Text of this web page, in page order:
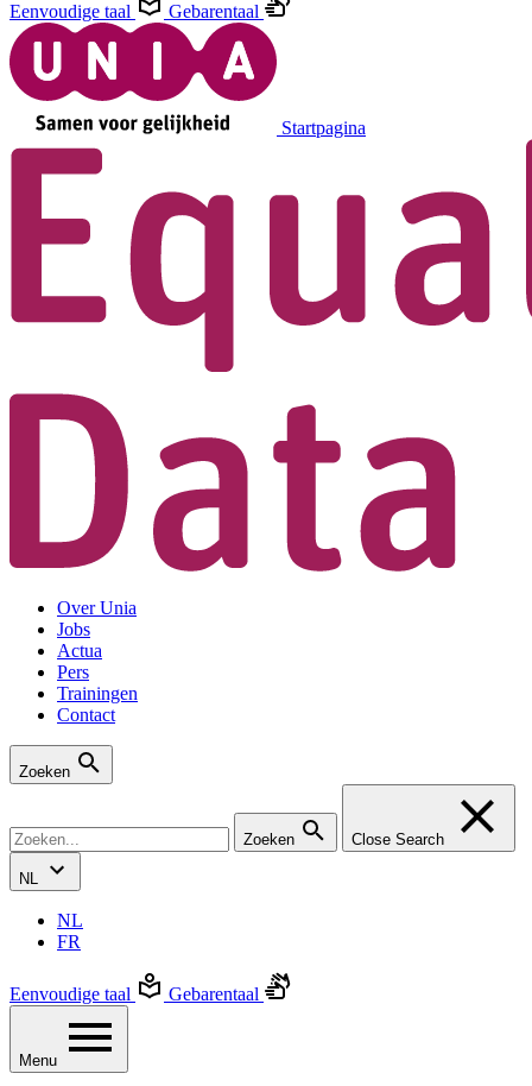
Eenvoudige taal Gebarentaal
Startpagina
Over Unia
Jobs
Actua
Pers
Trainingen
Contact
Zoeken
Zoeken Close Search
NL
NL
FR
Eenvoudige taal Gebarentaal
Menu